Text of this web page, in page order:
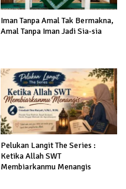
Iman Tanpa Amal Tak Bermakna,
Amal Tanpa Iman Jadi Sia-sia
Pelukan Langit The Series :
Ketika Allah SWT
Membiarkanmu Menangis